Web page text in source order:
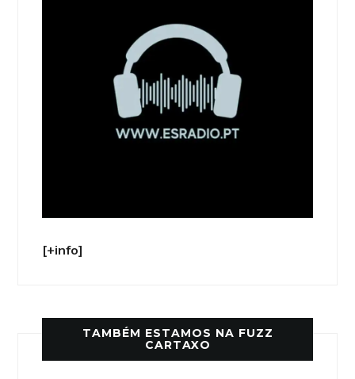
[+info]
TAMBÉM ESTAMOS NA FUZZ
CARTAXO